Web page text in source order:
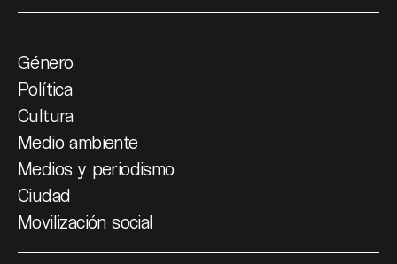
Género
Política
Cultura
Medio ambiente
Medios y periodismo
Ciudad
Movilización social